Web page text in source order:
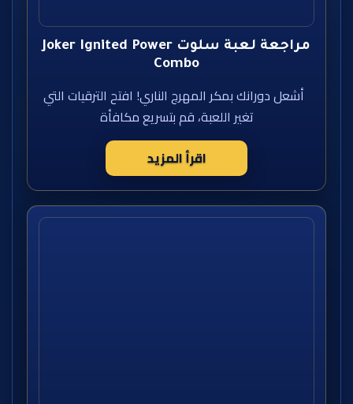
مراجعة لعبة سلوت Joker Ignited Power
Combo
أشعل دورانك بمكر المهرج الناري! افتح الترقيات التي
تغير اللعبة، قم بتسريع مكافأة
اقرأ المزيد